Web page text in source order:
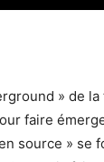
» de la
faire
source » se